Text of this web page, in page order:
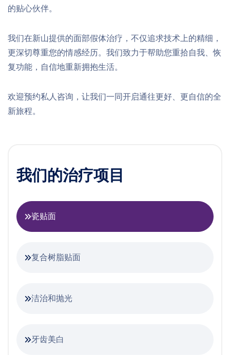
的贴心伙伴。
我们在新山提供的面部假体治疗，不仅追求技术上的精细，
更深切尊重您的情感经历。我们致力于帮助您重拾自我、恢
复功能，自信地重新拥抱生活。
欢迎预约私人咨询，让我们一同开启通往更好、更自信的全
新旅程。
我们的治疗项目
瓷贴面
复合树脂贴面
洁治和抛光
牙齿美白